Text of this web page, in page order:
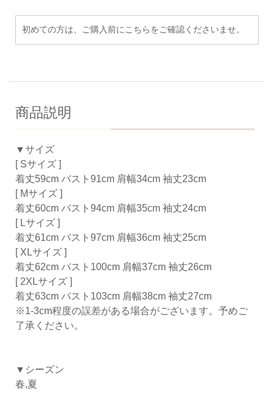
初めての方は、ご購入前にこちらをご確認くださいませ。
商品説明
▼サイズ
[ Sサイズ ]
着丈59cm バスト91cm 肩幅34cm 袖丈23cm
[ Mサイズ ]
着丈60cm バスト94cm 肩幅35cm 袖丈24cm
[ Lサイズ ]
着丈61cm バスト97cm 肩幅36cm 袖丈25cm
[ XLサイズ ]
着丈62cm バスト100cm 肩幅37cm 袖丈26cm
[ 2XLサイズ ]
着丈63cm バスト103cm 肩幅38cm 袖丈27cm
※1-3cm程度の誤差がある場合がございます。予めご
了承ください。
▼シーズン
春,夏